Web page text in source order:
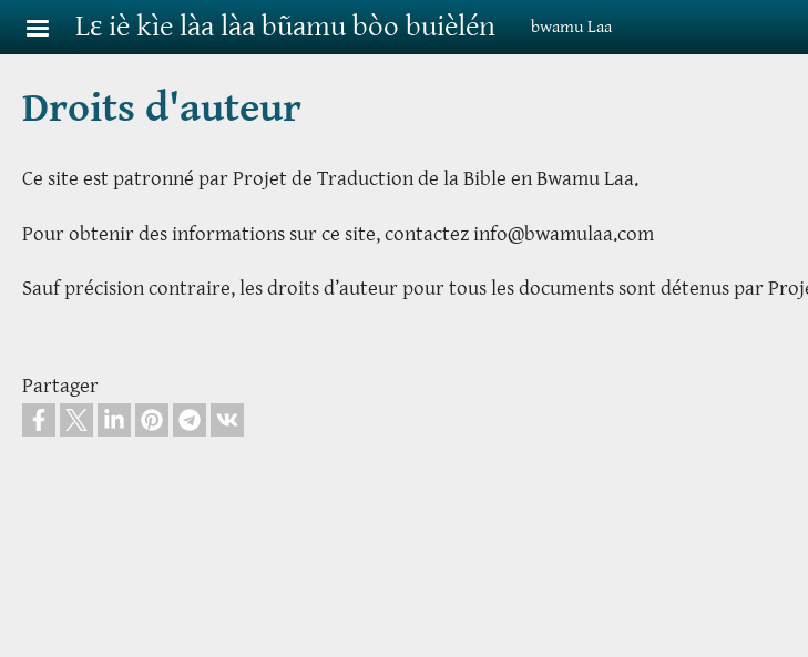
Aller au contenu principal
Lɛ iè kìe làa làa bũamu bòo buièlén bwamu Laa
Droits d'auteur
Ce site est patronné par Projet de Traduction de la Bible en Bwamu Laa.
Pour obtenir des informations sur ce site, contactez info@bwamulaa.com
Sauf précision contraire, les droits d’auteur pour tous les documents sont détenus par
Partager